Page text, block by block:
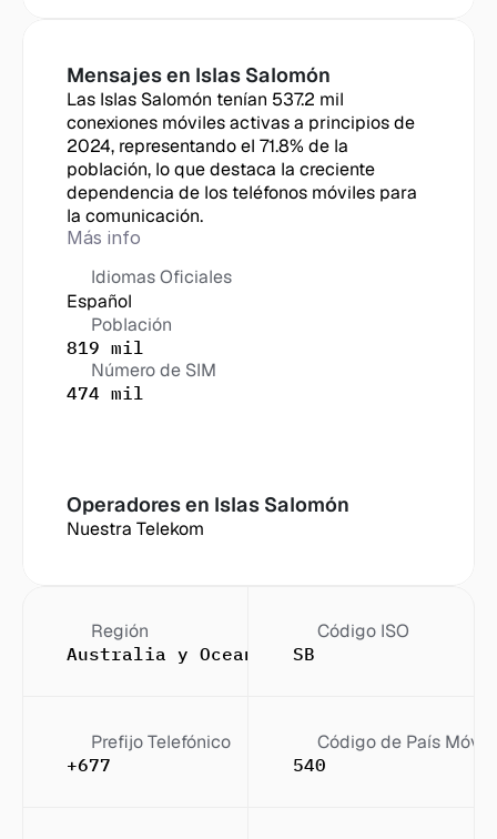
Mensajes en Islas Salomón
Las Islas Salomón tenían 537.2 mil
conexiones móviles activas a principios de
2024, representando el 71.8% de la
población, lo que destaca la creciente
dependencia de los teléfonos móviles para
la comunicación.
Más info
Idiomas Oficiales
Español
Población
819 mil
Número de SIM
474 mil
Operadores en Islas Salomón
Nuestra Telekom
Región
Australia y Oceanía
Código ISO
SB
Prefijo Telefónico
+677
Código de País Móvil
540